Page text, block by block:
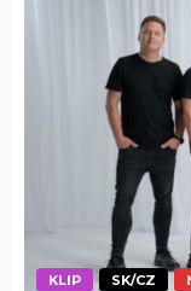
KLIP SK/CZ